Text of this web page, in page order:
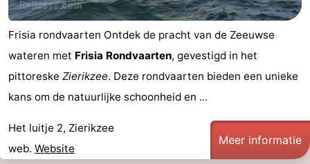
Frisia rondvaarten Ontdek de pracht van de Zeeuwse
wateren met Frisia Rondvaarten, gevestigd in het
pittoreske Zierikzee. Deze rondvaarten bieden een unieke
kans om de natuurlijke schoonheid en ...
Het luitje 2, Zierikzee
web. Website
Meer informatie